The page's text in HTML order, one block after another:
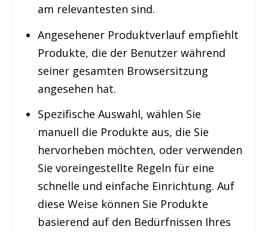
am relevantesten sind.
Angesehener Produktverlaufempfiehlt
Produkte, die der Benutzer während
seiner gesamten Browsersitzung
angesehen hat.
Spezifische Auswahl, wählen Sie
manuell die Produkte aus, die Sie
hervorheben möchten, oder verwenden
Sie voreingestellte Regeln für eine
schnelle und einfache Einrichtung. Auf
diese Weise können Sie Produkte
basierend auf den Bedürfnissen Ihres